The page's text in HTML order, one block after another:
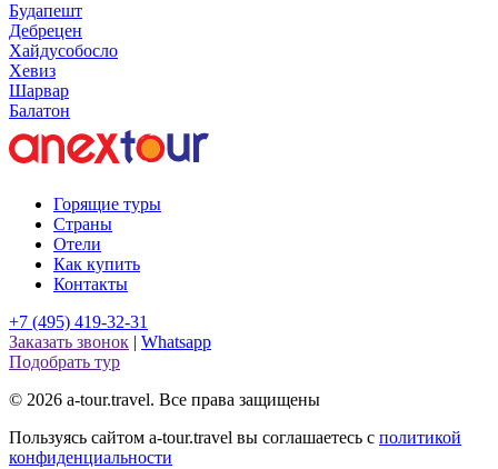
Будапешт
Дебрецен
Хайдусобосло
Хевиз
Шарвар
Балатон
Горящие туры
Страны
Отели
Как купить
Контакты
+7 (495) 419-32-31
Заказать звонок | Whatsapp
Подобрать тур
© 2026 a-tour.travel. Все права защищены
Пользуясь сайтом a-tour.travel вы соглашаетесь с политикой
конфиденциальности